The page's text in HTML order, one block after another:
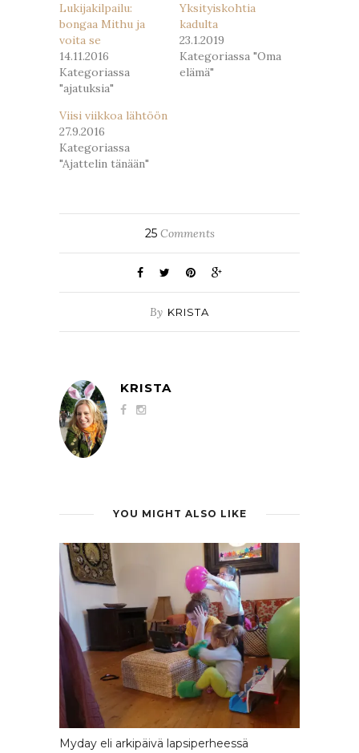
Lukijakilpailu:
bongaa Mithu ja
voita se
14.11.2016
Kategoriassa
"ajatuksia"
Yksityiskohtia
kadulta
23.1.2019
Kategoriassa "Oma
elämä"
Viisi viikkoa lähtöön
27.9.2016
Kategoriassa
"Ajattelin tänään"
25Comments
By KRISTA
KRISTA
YOU MIGHT ALSO LIKE
Myday eli arkipäivä lapsiperheessä